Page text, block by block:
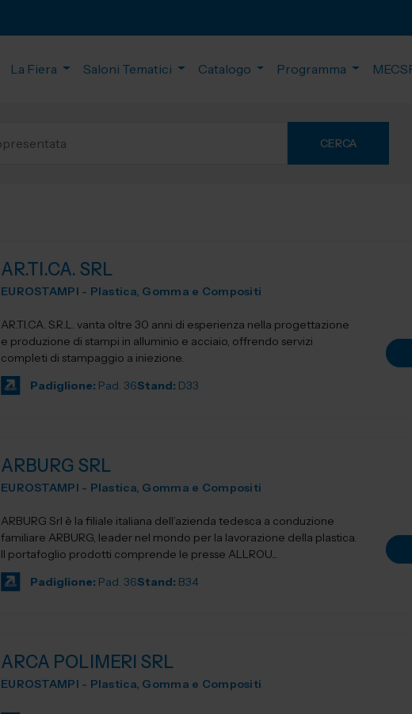
La Fiera Saloni Tematici Catalogo Programma
CERCA
AR.TI.CA. SRL
EUROSTAMPI - Plastica, Gomma e Compositi
AR.TI.CA. S.R.L. vanta oltre 30 anni di esperienza nella progettazione
e produzione di stampi in alluminio e acciaio, offrendo servizi
completi di stampaggio a iniezione.
Padiglione: Pad. 36Stand: D33
ARBURG SRL
EUROSTAMPI - Plastica, Gomma e Compositi
ARBURG Srl è la filiale italiana dell’azienda tedesca a conduzione
familiare ARBURG, leader nel mondo per la lavorazione della plastica.
Il portafoglio prodotti comprende le presse ALLROU...
Padiglione: Pad. 36Stand: B34
ARCA POLIMERI SRL
EUROSTAMPI - Plastica, Gomma e Compositi